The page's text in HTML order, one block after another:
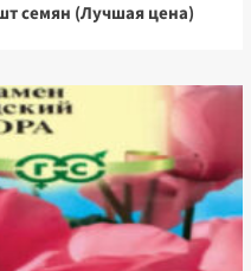
семян (Лучшая цена)